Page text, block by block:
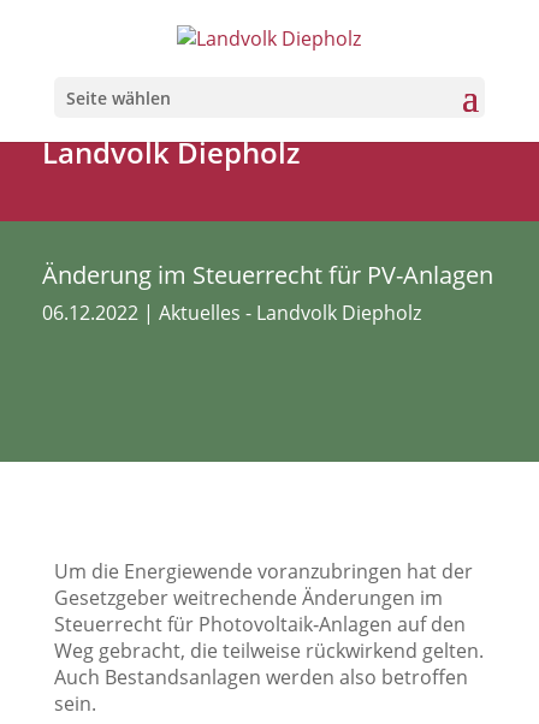
Seite wählen
Landvolk Diepholz
Änderung im Steuerrecht für PV-Anlagen
06.12.2022 | Aktuelles - Landvolk Diepholz
Um die Energiewende voranzubringen hat der
Gesetzgeber weitrechende Änderungen im
Steuerrecht für Photovoltaik‑Anlagen auf den
Weg gebracht, die teilweise rückwirkend gelten.
Auch Bestandsanlagen werden also betroffen
sein.